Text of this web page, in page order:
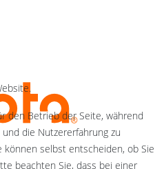
den Betrieb der Seite, während
die Nutzererfahrung zu
können selbst entscheiden, ob Sie
beachten Sie, dass bei einer